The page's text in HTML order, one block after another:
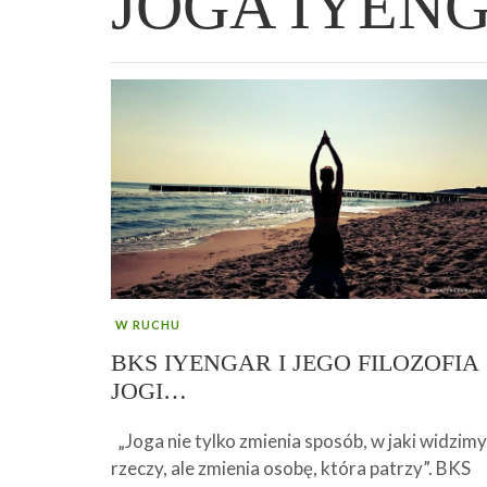
WIELKANOCNA BABKA DROŻDŻOWA –
„TRZYGODZINNA”
„PRZEMIANA” PODRÓŻ DO SIŁY I
WOLNOŚCI :)
GENIALNY ZAKWAS Z BURAKÓW
ROBOTY – WZMACNIA KREW I
AFIRMACJE – TWORZENIE DOBREGO
ŻYCIA!
W RUCHU
BKS IYENGAR I JEGO FILOZOFIA
JOGI…
„Joga nie tylko zmienia sposób, w jaki widzimy
rzeczy, ale zmienia osobę, która patrzy”. BKS